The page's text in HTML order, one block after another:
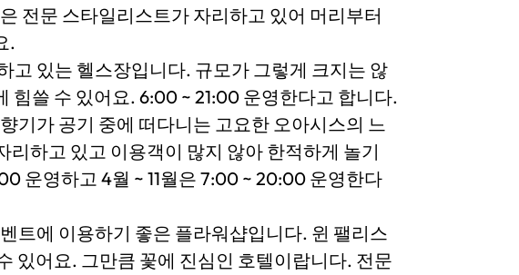
전문 스타일리스트가 자리하고 있어 머리부터
.
고 있는 헬스장입니다. 규모가 그렇게 크지는 않
힘쓸 수 있어요. 6:00 ~ 21:00 운영한다고 합니다.
기가 공기 중에 떠다니는 고요한 오아시스의 느
하고 있고 이용객이 많지 않아 한적하게 놀기
운영하고 4월 ~ 11월은 7:00 ~ 20:00 운영한다
트에 이용하기 좋은 플라워샵입니다. 윈 팰리스
있어요. 그만큼 꽃에 진심인 호텔이랍니다. 전문